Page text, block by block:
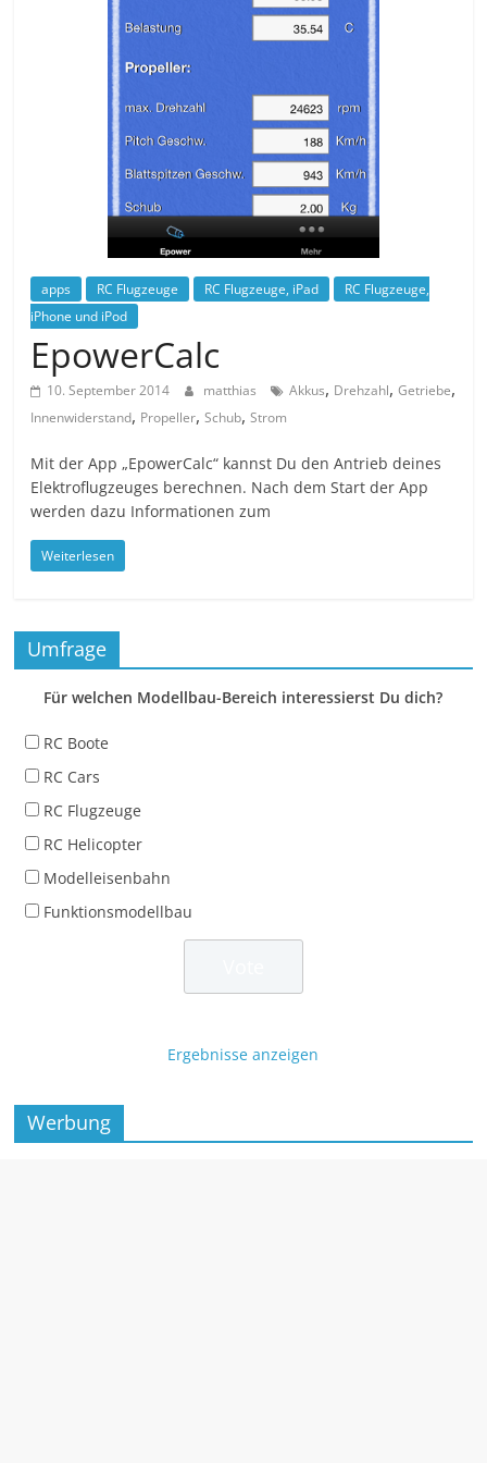
apps RC Flugzeuge RC Flugzeuge, iPad
RC Flugzeuge,
iPhone und iPod
EpowerCalc
10. September 2014 matthias Akkus, Drehzahl,Getriebe,
Innenwiderstand, Propeller,Schub,Strom
Mit der App „EpowerCalc“ kannst Du den Antrieb deines
Elektroflugzeuges berechnen. Nach dem Start der App
werden dazu Informationen zum
Weiterlesen
Umfrage
Für welchen Modellbau-Bereich interessierst Du dich?
RC Boote
RC Cars
RC Flugzeuge
RC Helicopter
Modelleisenbahn
Funktionsmodellbau
Ergebnisse anzeigen
Werbung